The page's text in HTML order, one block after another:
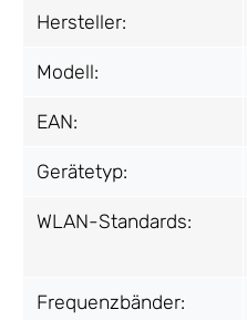
Hersteller:
Modell:
EAN:
Gerätetyp:
WLAN-Standards:
Frequenzbänder: